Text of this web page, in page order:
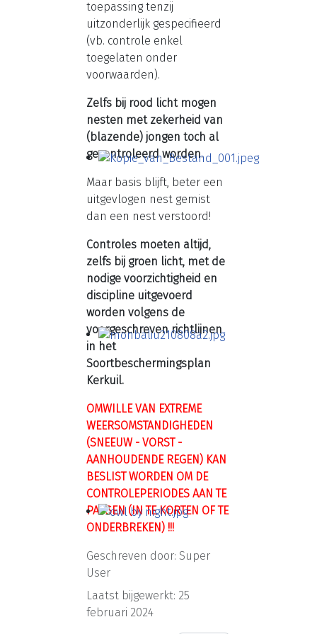
toepassing tenzij
uitzonderlijk gespecifieerd
(vb. controle enkel
toegelaten onder
voorwaarden).
Zelfs bij rood licht mogen
nesten met zekerheid van
(blazende) jongen toch al
gecontroleerd worden.
Maar basis blijft, beter een
uitgevlogen nest gemist
dan een nest verstoord!
Controles moeten altijd,
zelfs bij groen licht, met de
nodige voorzichtigheid en
discipline uitgevoerd
worden volgens de
voorgeschreven richtlijnen
in het
Soortbeschermingsplan
Kerkuil.
OMWILLE VAN EXTREME
WEERSOMSTANDIGHEDEN
(SNEEUW - VORST -
AANHOUDENDE REGEN) KAN
BESLIST WORDEN OM DE
CONTROLEPERIODES AAN TE
PASSEN (IN TE KORTEN OF TE
ONDERBREKEN) !!!
Geschreven door: Super
User
Laatst bijgewerkt: 25
februari 2024